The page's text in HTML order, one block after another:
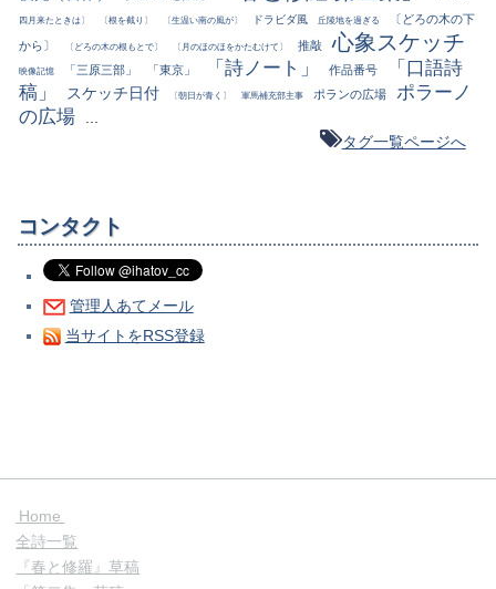
四月来たときは〕 〔根を截り〕 〔生温い南の風が〕 ドラビダ風 丘陵地を過ぎる
〔どろの木の下
から〕
〔どろの木の根もとで〕 〔月のほのほをかたむけて〕 推敲 心象スケッチ
映像記憶 「三原三部」 「東京」 「詩ノート」 作品番号
「口語詩
稿」
スケッチ日付 〔朝日が青く〕 軍馬補充部主事 ポランの広場
ポラーノ
の広場
タグ一覧ページへ
コンタクト
管理人あてメール
当サイトをRSS登録
Home
全詩一覧
『春と修羅』草稿